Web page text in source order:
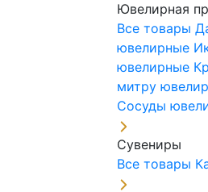
Ювелирная
Все товары
ювелирные
ювелирные
митру
Сосуды
Сувениры
Все товары